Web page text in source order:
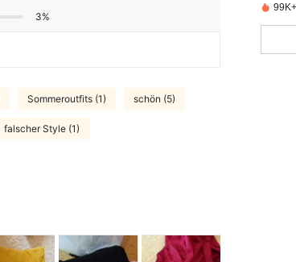
3%
Sommeroutfits (1) schön (5)
falscher Style (1)